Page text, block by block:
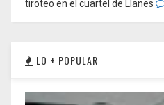
tiroteo en el cuartel de Llanes
LO + POPULAR